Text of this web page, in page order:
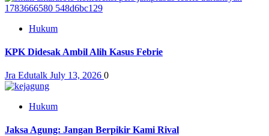
Hukum
KPK Didesak Ambil Alih Kasus Febrie
Jra Edutalk July 13, 2026 0
Hukum
Jaksa Agung: Jangan Berpikir Kami Rival